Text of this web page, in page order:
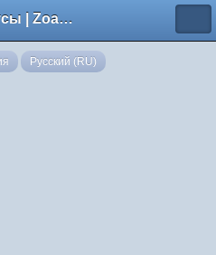
Зоантусы | Zoasfan.ru
Русский (RU)